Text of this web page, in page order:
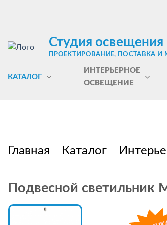
Студия
ПРОЕКТИРОВАНИЕ, ПОСТАВКА
КАТАЛОГ
ИНТЕРЬЕРНОЕ
ОСВЕЩЕНИЕ
Главная Каталог
Подвесной светильник